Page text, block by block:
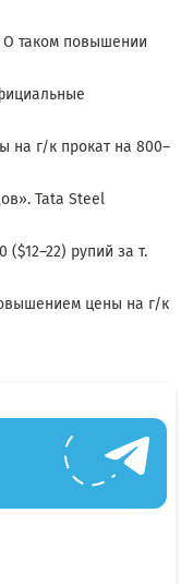
О таком повышении
на г/к прокат на 800–
Tata Steel
рупий за т.
цены на г/к